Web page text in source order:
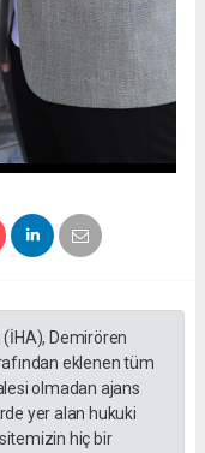
(İHA), Demirören
eklenen tüm
olmadan ajans
yer alan hukuki
hiç bir